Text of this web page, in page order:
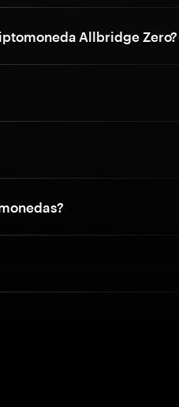
Allbridge Zero?